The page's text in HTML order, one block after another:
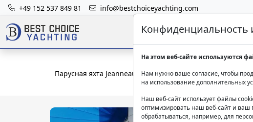
+49 152 537 849 81 info@bestchoiceyachting.com
Парусная яхта Jeanneau Capella 2 13.75м Мармарис
Конфиденциальность
На этом веб-сайте используются
Нам нужно ваше согласие, чтобы
на использование дополнительных
Наш веб-сайт использует файлы
оптимизировать наш веб-сайт и ваш
обрабатываться, например, для